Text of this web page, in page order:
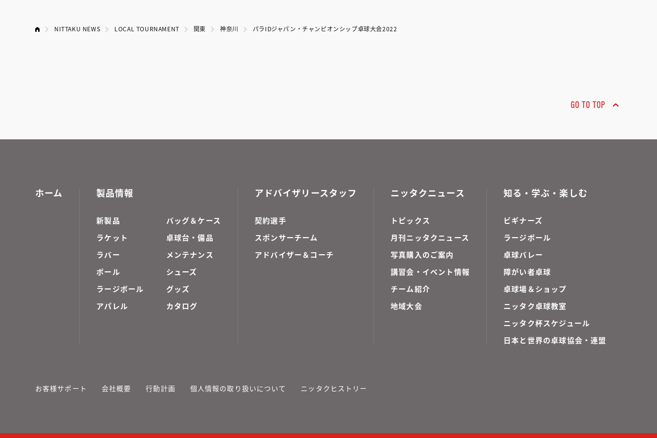
NITTAKU NEWS LOCAL TOURNAMENT 関東 神奈川 パラIDジャパン・チャンピオンシップ卓球大会2022
GO TO TOP
ホーム 製品情報
新製品
バッグ＆ケース
ラケット
卓球台・備品
ラバー
メンテナンス
ボール
シューズ
ラージボール
グッズ
アパレル
カタログ
アドバイザリースタッフ
契約選手
スポンサーチーム
アドバイザー＆コーチ
ニッタクニュース
トピックス
月刊ニッタクニュース
写真購入のご案内
講習会・イベント情報
チーム紹介
地域大会
知る・学ぶ・楽しむ
ビギナーズ
ラージボール
卓球バレー
障がい者卓球
卓球場＆ショップ
ニッタク卓球教室
ニッタク杯スケジュール
日本と世界の卓球協会・連盟
お客様サポート 会社概要 行動計画 個人情報の取り扱いについて ニッタクヒストリー